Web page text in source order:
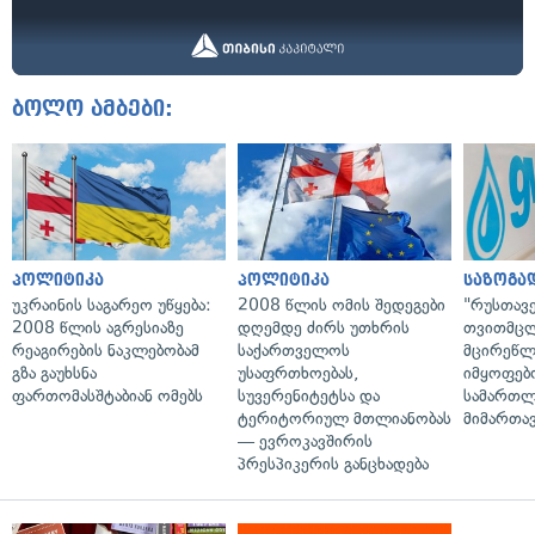
ბოლო ამბები:
პოლიტიკა
უკრაინის საგარეო უწყება:
2008 წლის აგრესიაზე
რეაგირების ნაკლებობამ
გზა გაუხსნა
ფართომასშტაბიან ომებს
პოლიტიკა
2008 წლის ომის შედეგები
დღემდე ძირს უთხრის
საქართველოს
უსაფრთხოებას,
სუვერენიტეტსა და
ტერიტორიულ მთლიანობას
— ევროკავშირის
პრესპიკერის განცხადება